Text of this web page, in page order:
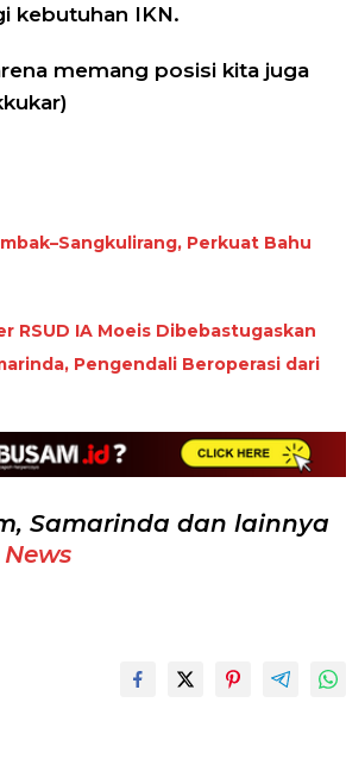
kebutuhan IKN.
memang posisi kita juga
Perkuat Bahu
RSUD IA Moeis Dibebastugaskan
Pengendali Beroperasi dari
Samarinda dan lainnya